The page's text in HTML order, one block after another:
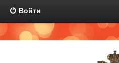
Войти